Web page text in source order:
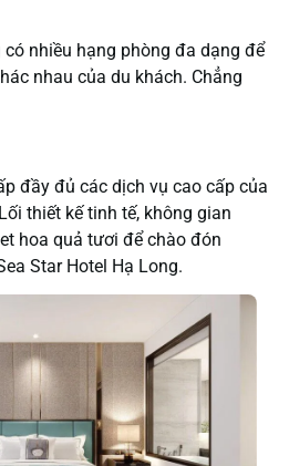
có nhiều hạng phòng đa dạng để
nhau của du khách. Chẳng
đầy đủ các dịch vụ cao cấp của
thiết kế tinh tế, không gian
hoa quả tươi để chào đón
Star Hotel Hạ Long.